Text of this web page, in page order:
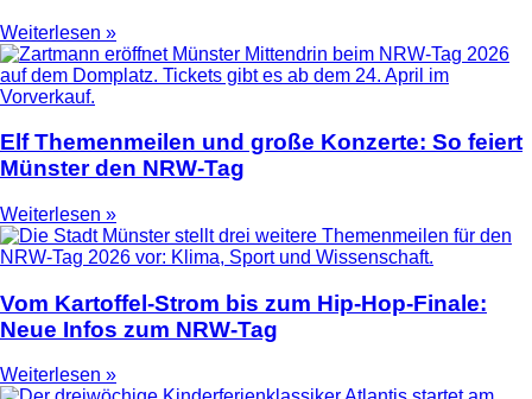
Weiterlesen »
Elf Themenmeilen und große Konzerte: So feiert
Münster den NRW-Tag
Weiterlesen »
Vom Kartoffel-Strom bis zum Hip-Hop-Finale:
Neue Infos zum NRW-Tag
Weiterlesen »